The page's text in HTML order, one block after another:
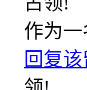
作为
回复